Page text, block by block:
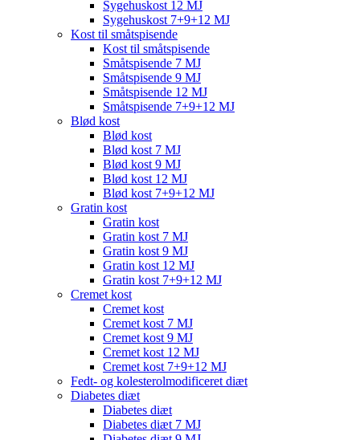
Sygehuskost 12 MJ
Sygehuskost 7+9+12 MJ
Kost til småtspisende
Kost til småtspisende
Småtspisende 7 MJ
Småtspisende 9 MJ
Småtspisende 12 MJ
Småtspisende 7+9+12 MJ
Blød kost
Blød kost
Blød kost 7 MJ
Blød kost 9 MJ
Blød kost 12 MJ
Blød kost 7+9+12 MJ
Gratin kost
Gratin kost
Gratin kost 7 MJ
Gratin kost 9 MJ
Gratin kost 12 MJ
Gratin kost 7+9+12 MJ
Cremet kost
Cremet kost
Cremet kost 7 MJ
Cremet kost 9 MJ
Cremet kost 12 MJ
Cremet kost 7+9+12 MJ
Fedt- og kolesterolmodificeret diæt
Diabetes diæt
Diabetes diæt
Diabetes diæt 7 MJ